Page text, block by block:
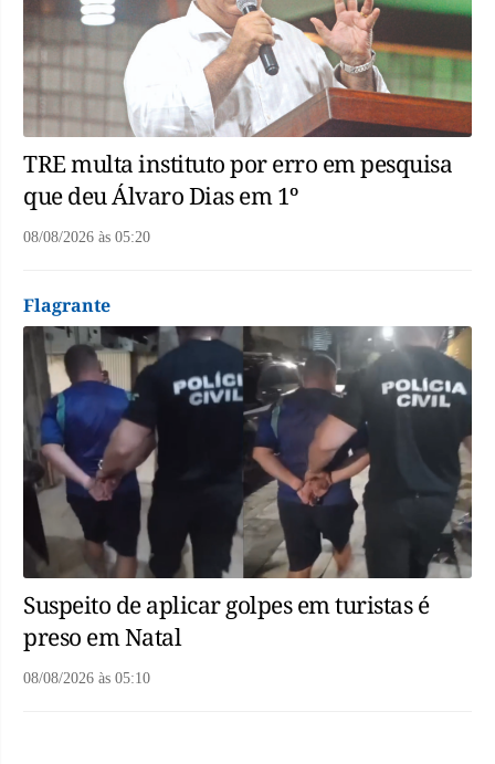
TRE multa instituto por erro em pesquisa
que deu Álvaro Dias em 1º
08/08/2026 às 05:20
Flagrante
Suspeito de aplicar golpes em turistas é
preso em Natal
08/08/2026 às 05:10